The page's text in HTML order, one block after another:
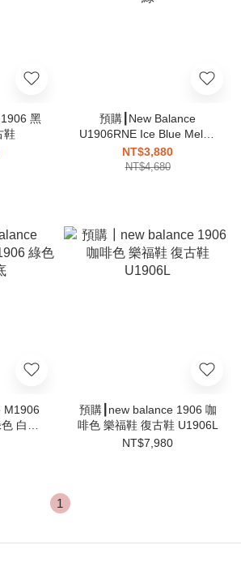
黑
鞋
預購┃New Balance
U1906RNE Ice Blue Melon
Water Dusk Shower 金屬藍
綠
NT$3,880
NT$4,680
M1906
白色
預購┃new balance 1906 咖
啡色 樂福鞋 復古鞋 U1906L
NT$7,980
1